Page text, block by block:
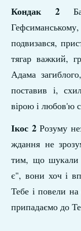
Кондак 2
подвизався,
тягар важ­кий,
Адама
поста­вив і,
вірою і любов'ю
Ікос 2Розуму
ждання не
тим, що шукали
є", вони хоч і
Тебе і повели
припадаємо до